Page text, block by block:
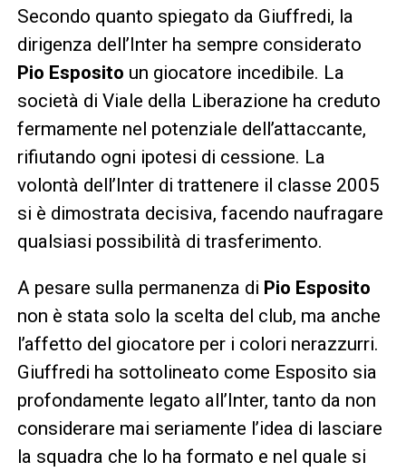
Secondo quanto spiegato da Giuffredi, la
dirigenza dell’Inter ha sempre considerato
Pio Esposito un giocatore incedibile. La
società di Viale della Liberazione ha creduto
fermamente nel potenziale dell’attaccante,
rifiutando ogni ipotesi di cessione. La
volontà dell’Inter di trattenere il classe 2005
si è dimostrata decisiva, facendo naufragare
qualsiasi possibilità di trasferimento.
A pesare sulla permanenza di Pio Esposito
non è stata solo la scelta del club, ma anche
l’affetto del giocatore per i colori nerazzurri.
Giuffredi ha sottolineato come Esposito sia
profondamente legato all’Inter, tanto da non
considerare mai seriamente l’idea di lasciare
la squadra che lo ha formato e nel quale si